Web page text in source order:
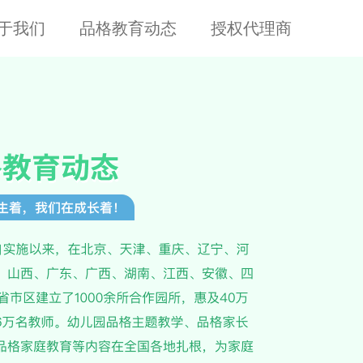
我们 品格教育动态 授权代理商